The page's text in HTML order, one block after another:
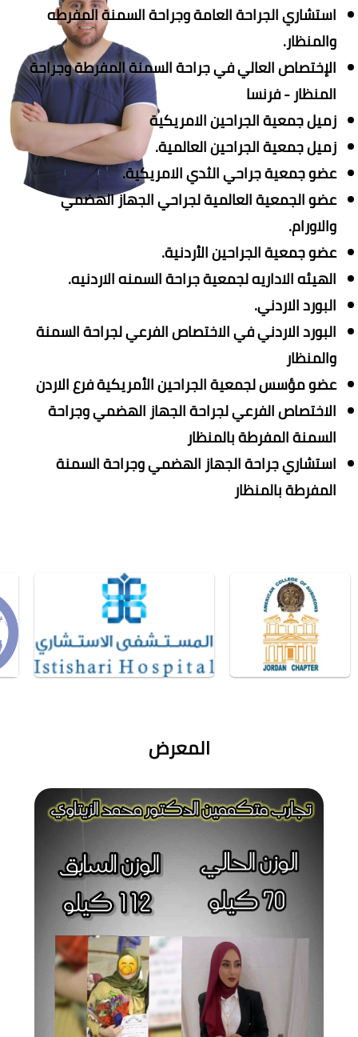
استشاري الجراحة العامة وجراحة السمنة المفرطه
والمنظار.
الإختصاص العالي في جراحة السمنة المفرطة وجراحة
المنظار - فرنسا
زميل جمعية الجراحين الامريكية
زميل جمعية الجراحين العالمية.
عضو جمعية جراحي الثدي الامريكية.
عضو الجمعية العالمية لجراحي الجهاز الهضمي
والاورام.
عضو جمعية الجراحين الأردنية.
الهيئه الاداريه لجمعية جراحة السمنه الاردنيه.
البورد الاردني.
البورد الاردني في الاختصاص الفرعي لجراحة السمنة
والمنظار
عضو مؤسس لجمعية الجراحين الأمريكية فرع الاردن
الاختصاص الفرعي لجراحة الجهاز الهضمي وجراحة
السمنة المفرطة بالمنظار
استشاري جراحة الجهاز الهضمي وجراحة السمنة
المفرطة بالمنظار
المعرض